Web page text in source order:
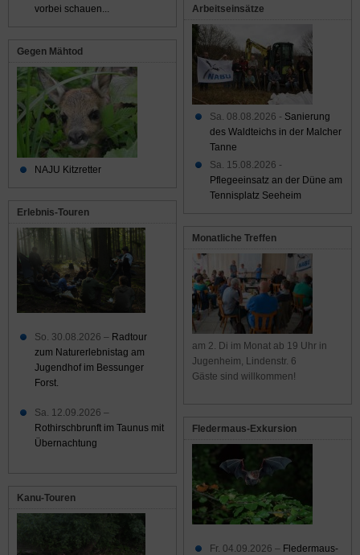
Arbeitseinsätze
Sa. 08.08.2026 - Sanierung
des Waldteichs in der Malcher
Tanne
Sa. 15.08.2026 -
Pflegeeinsatz an der Düne am
Tennisplatz Seeheim
Monatliche Treffen
am 2. Di im Monat ab 19 Uhr in
Jugenheim, Lindenstr. 6
Gäste sind willkommen!
Fledermaus-Exkursion
Fr. 04.09.2026 – Fledermaus-
vorbei schauen...
Gegen Mähtod
NAJU Kitzretter
Erlebnis-Touren
So. 30.08.2026 – Radtour
zum Naturerlebnistag am
Jugendhof im Bessunger
Forst.
Sa. 12.09.2026 –
Rothirschbrunft im Taunus mit
Übernachtung
Kanu-Touren